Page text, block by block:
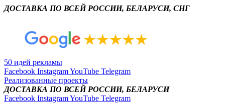
ДОСТАВКА ПО ВСЕЙ РОССИИ, БЕЛАРУСИ, СНГ
50 идей рекламы
Facebook InstagramYouTube Telegram
Реализованные проекты
ДОСТАВКА ПО ВСЕЙ РОССИИ, БЕЛАРУСИ
Facebook InstagramYouTube Telegram